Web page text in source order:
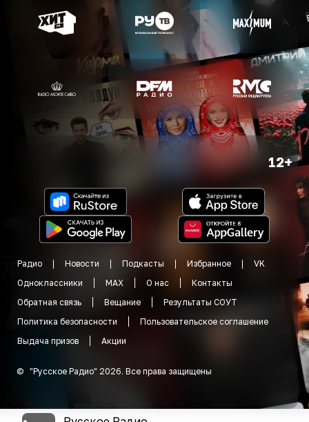
12+
Радио Новости Подкасты Избранное
VK
Одноклассники
MAX О нас
Контакты
Обратная связь
Вещание
Результаты СОУТ
Политика безопасности
Пользовательское соглашение
Выдача призов
Акции
© "Русское Радио" 2026. Все права защищены